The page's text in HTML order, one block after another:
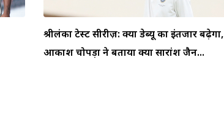
श्रीलंका टेस्ट सीरीज़: क्या डेब्यू का इंतजार बढ़ेगा,
आकाश चोपड़ा ने बताया क्यों सारांश जैन...